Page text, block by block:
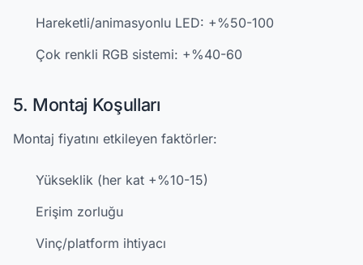
Hareketli/animasyonlu LED: +%50-100
Çok renkli RGB sistemi: +%40-60
5. Montaj Koşulları
Montaj fiyatını etkileyen faktörler:
Yükseklik (her kat +%10-15)
Erişim zorluğu
Vinç/platform ihtiyacı